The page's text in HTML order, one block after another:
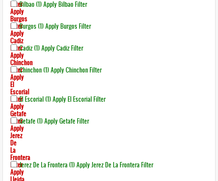
FilterBilbao (1) Apply Bilbao Filter
Apply
Burgos
FilterBurgos (1) Apply Burgos Filter
Apply
Cadiz
FilterCadiz (1) Apply Cadiz Filter
Apply
Chinchon
FilterChinchon (1) Apply Chinchon Filter
Apply
El
Escorial
FilterEl Escorial (1) Apply El Escorial Filter
Apply
Getafe
FilterGetafe (1) Apply Getafe Filter
Apply
Jerez
De
La
Frontera
FilterJerez De La Frontera (1) Apply Jerez De La Frontera Filter
Apply
Lleida